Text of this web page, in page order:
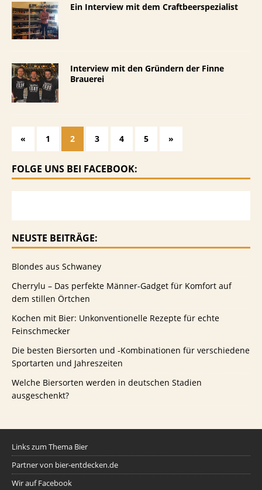
Ein Interview mit dem Craftbeerspezialist
Interview mit den Gründern der Finne
Brauerei
« 1 2 3 4 5 »
FOLGE UNS BEI FACEBOOK:
NEUSTE BEITRÄGE:
Blondes aus Schwaney
Cherrylu – Das perfekte Männer-Gadget für Komfort auf
dem stillen Örtchen
Kochen mit Bier: Unkonventionelle Rezepte für echte
Feinschmecker
Die besten Biersorten und -Kombinationen für verschiedene
Sportarten und Jahreszeiten
Welche Biersorten werden in deutschen Stadien
ausgeschenkt?
Links zum Thema Bier
Partner von bier-entdecken.de
Wir auf Facebook